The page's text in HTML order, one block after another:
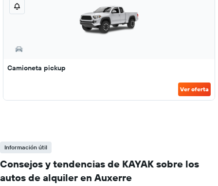
Camioneta pickup
Ver oferta
Información útil
Consejos y tendencias de KAYAK sobre los
autos de alquiler en Auxerre